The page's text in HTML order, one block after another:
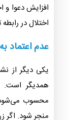
افزایش دعوا
اختلال در
عدم اعتماد
یکی دیگر از
همدیگر است.
محسوب می‌شود
منجر شود. اگر